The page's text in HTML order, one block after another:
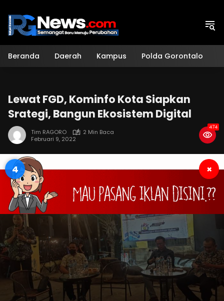
konten
Beranda Daerah Kampus Polda Gorontalo
Lewat FGD, Kominfo Kota Siapkan
Srategi, Bangun Ekosistem Digital
Tim RAGORO
2 Min Baca
Februari 9, 2022
474
3 ×